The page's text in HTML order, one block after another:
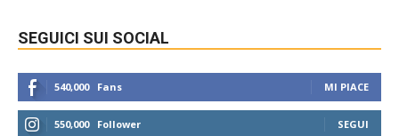
SEGUICI SUI SOCIAL
540,000 Fans MI PIACE
550,000 Follower SEGUI